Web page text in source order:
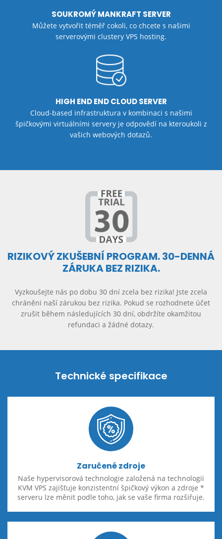
SOUKROMÝ MANKRAFT SERVER
Můžete vytvořit téměř cokoli, co chcete s našimi
serverovými clustery VPS hosting.
HIGH END END CLOUD SERVER
Cloud-based infrastruktura v kombinaci s našimi
špičkovými virtuálními servery je odpovědí na kteroukoli z
vašich webových dotazů.
RIZIKOVÝ ZKUŠEBNÍ PROGRAM. 30-DENNÁ
ZÁRUKA BEZ RIZIKA.
Vyzkoušejte nás po dobu 30 dní zcela bez rizika! Jste zcela
chráněni naší zárukou bez rizika. Pokud se rozhodnete účet
zrušit během následujících 30 dní, obdržíte okamžitou
refundaci a žádné dotazy.
Technické specifikace
Zaručené zdroje
Naše hypervisorová technologie založená na technologii
KVM VPS zajišťuje konzistentní špičkový výkon a zdroje *
serveru lze měnit podle toho, jak se vaše firma rozšiřuje.